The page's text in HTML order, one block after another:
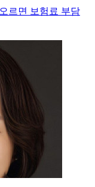
르면 보험료 부담